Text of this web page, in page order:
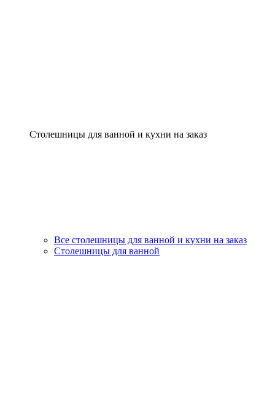
Столешницы для ванной и кухни на заказ
Все столешницы для ванной и кухни на заказ
Столешницы для ванной